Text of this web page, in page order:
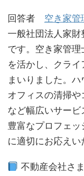
回答者 空き家管
一般社団法人家
です。空き家管
を活かし、クラ
まいりました。
オフィスの清掃
など幅広いサー
豊富なプロフェ
に適切にお応えい
不動産会社さ